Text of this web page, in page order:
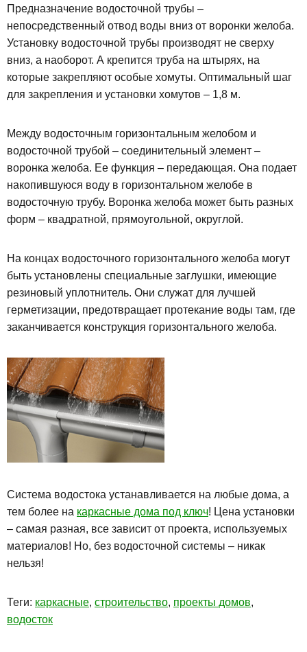
Предназначение водосточной трубы –
непосредственный отвод воды вниз от воронки желоба.
Установку водосточной трубы производят не сверху
вниз, а наоборот. А крепится труба на штырях, на
которые закрепляют особые хомуты. Оптимальный шаг
для закрепления и установки хомутов – 1,8 м.
Между водосточным горизонтальным желобом и
водосточной трубой – соединительный элемент –
воронка желоба. Ее функция – передающая. Она подает
накопившуюся воду в горизонтальном желобе в
водосточную трубу. Воронка желоба может быть разных
форм – квадратной, прямоугольной, округлой.
На концах водосточного горизонтального желоба могут
быть установлены специальные заглушки, имеющие
резиновый уплотнитель. Они служат для лучшей
герметизации, предотвращает протекание воды там, где
заканчивается конструкция горизонтального желоба.
Система водостока устанавливается на любые дома, а
тем более на каркасные дома под ключ! Цена установки
– самая разная, все зависит от проекта, используемых
материалов! Но, без водосточной системы – никак
нельзя!
Теги: каркасные, строительство, проекты домов,
водосток